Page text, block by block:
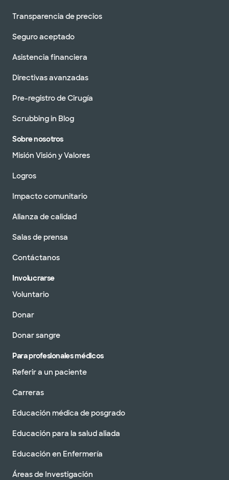
Transparencia de precios
Seguro aceptado
Asistencia financiera
Directivas avanzadas
Pre-registro de Cirugía
Scrubbing in Blog
Sobre nosotros
Misión Visión y Valores
Logros
Impacto comunitario
Alianza de calidad
Salas de prensa
Contáctanos
Involucrarse
Voluntario
Donar
Donar sangre
Para profesionales médicos
Referir a un paciente
Carreras
Educación médica de posgrado
Educación para la salud aliada
Educación en Enfermería
Áreas de Investigación